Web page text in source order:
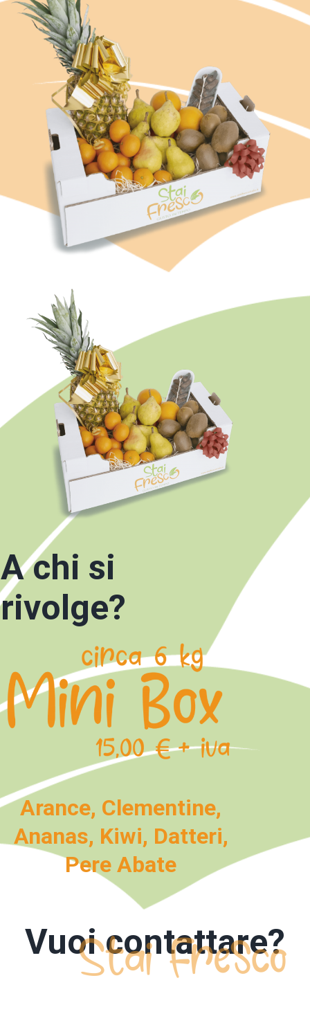
A chi si
rivolge?
Arance, Clementine,
Ananas, Kiwi, Datteri,
Pere Abate
Vuoi contattare?